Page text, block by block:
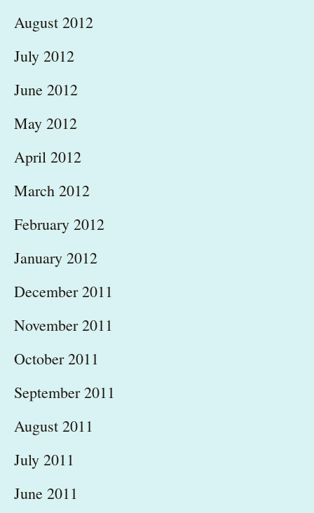
August 2012
July 2012
June 2012
May 2012
April 2012
March 2012
February 2012
January 2012
December 2011
November 2011
October 2011
September 2011
August 2011
July 2011
June 2011